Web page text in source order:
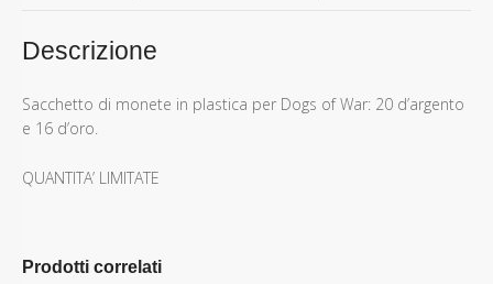
Descrizione
Sacchetto di monete in plastica per Dogs of War: 20 d’argento
e 16 d’oro.
QUANTITA’ LIMITATE
Prodotti correlati